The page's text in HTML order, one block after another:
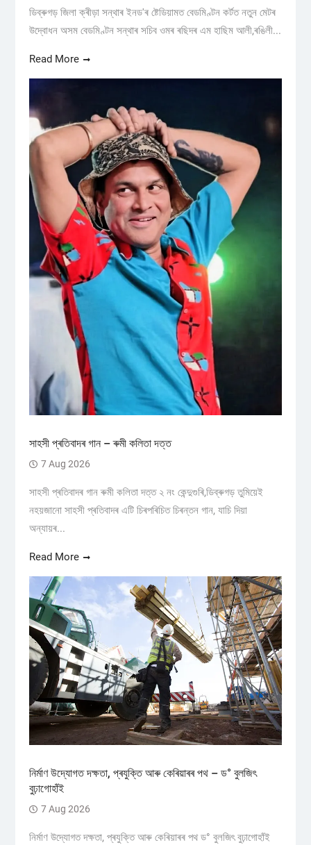
ডিব্ৰুগড় জিলা ক্ৰীড়া সন্থাৰ ইনড'ৰ ষ্টেডিয়ামত বেডমিণ্টন কৰ্টত নতুন মেটৰ
উদ্বোধন অসম বেডমিণ্টন সন্থাৰ সচিব ওমৰ ৰছিদৰ এম হাছিম আলী,ৰঙিলী...
Read More
সাহসী প্ৰতিবাদৰ গান – ৰুমী কলিতা দত্ত
7 Aug 2026
সাহসী প্ৰতিবাদৰ গান ৰুমী কলিতা দত্ত ২ নং কেন্দুগুৰি,ডিব্ৰুগড় তুমিয়েই
নহয়জানো সাহসী প্ৰতিবাদৰ এটি চিৰপৰিচিত চিৰন্তন গান, যাচি দিয়া
অন্যায়ৰ...
Read More
নিৰ্মাণ উদ্যোগত দক্ষতা, প্ৰযুক্তি আৰু কেৰিয়াৰৰ পথ – ড° বুলজিৎ
বুঢ়াগোহাঁই
7 Aug 2026
নিৰ্মাণ উদ্যোগত দক্ষতা, প্ৰযুক্তি আৰু কেৰিয়াৰৰ পথ ড° বুলজিৎ বুঢ়াগোহাঁই